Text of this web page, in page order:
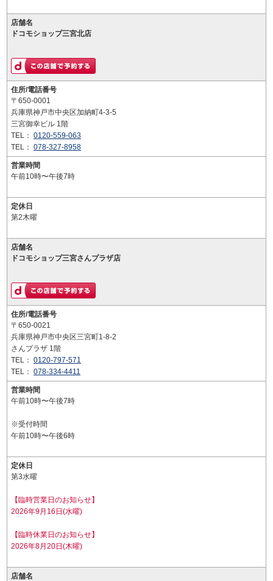
店舗名
ドコモショップ三宮北店
住所/電話番号
〒650-0001
兵庫県神戸市中央区加納町4-3-5
三宮御幸ビル 1階
TEL： 0120-559-063
TEL： 078-327-8958
営業時間
午前10時〜午後7時
定休日
第2木曜
店舗名
ドコモショップ三宮さんプラザ店
住所/電話番号
〒650-0021
兵庫県神戸市中央区三宮町1-8-2
さんプラザ 1階
TEL： 0120-797-571
TEL： 078-334-4411
営業時間
午前10時〜午後7時
※受付時間
午前10時〜午後6時
定休日
第3水曜
【臨時営業日のお知らせ】
2026年9月16日(水曜)
【臨時休業日のお知らせ】
2026年8月20日(木曜)
店舗名